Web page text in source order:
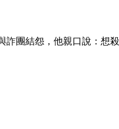
團結怨，他親口說：想